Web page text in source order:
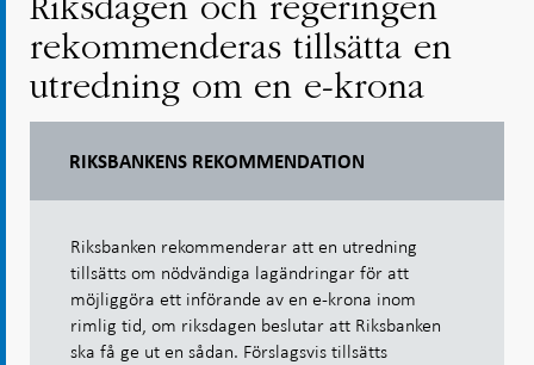
Riksdagen och regeringen
rekommenderas tillsätta en
utredning om en e-krona
RIKSBANKENS REKOMMENDATION
Riksbanken rekommenderar att en utredning
tillsätts om nödvändiga lagändringar för att
möjliggöra ett införande av en e-krona inom
rimlig tid, om riksdagen beslutar att Riksbanken
ska få ge ut en sådan. Förslagsvis tillsätts